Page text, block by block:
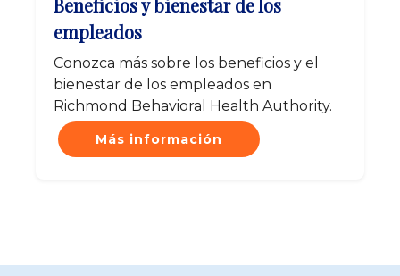
Beneficios y bienestar de los
empleados
Conozca más sobre los beneficios y el
bienestar de los empleados en
Richmond Behavioral Health Authority.
Más información